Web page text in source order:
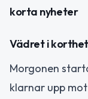
korta nyheter
Vädret i korthet
Morgonen
klarnar upp